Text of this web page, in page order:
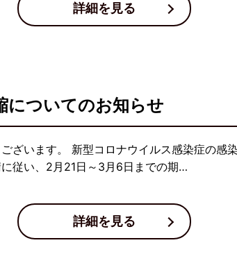
詳細を見る
ついてのお知らせ
ざいます。 新型コロナウイルス感染症の感
従い、2月21日～3月6日までの期…
詳細を見る